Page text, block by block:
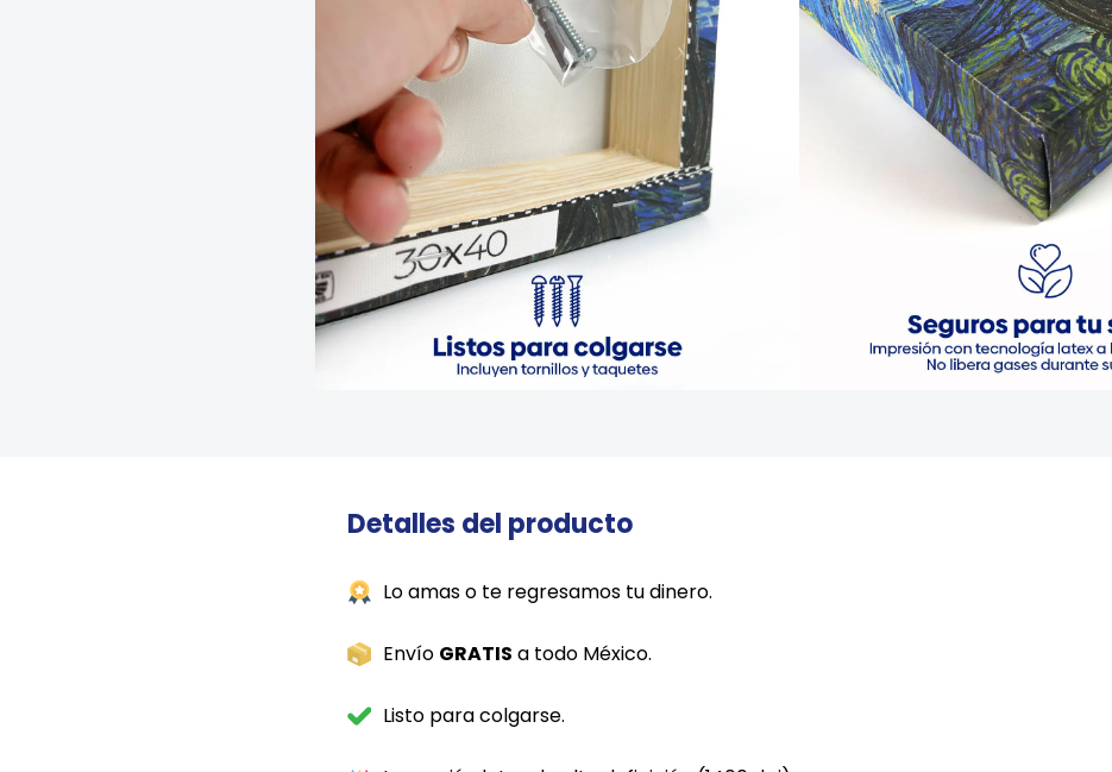
Detalles del producto
Lo amas o te regresamos tu dinero.
Envío GRATIS a todo México.
Listo para colgarse.